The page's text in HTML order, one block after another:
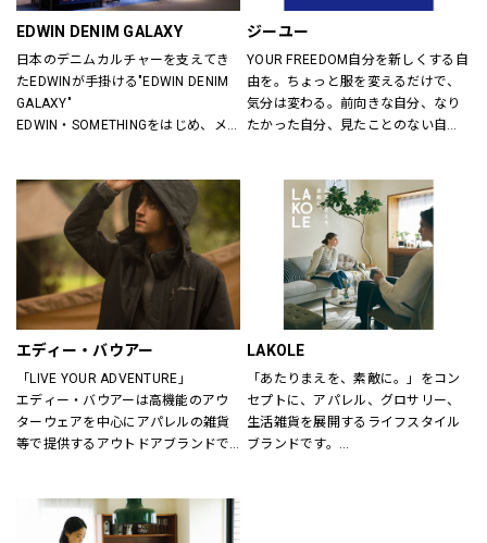
EDWIN DENIM GALAXY
日本のデニムカルチャーを支えてき
たEDWINが手掛ける"EDWIN DENIM
GALAXY"
EDWIN・SOMETHINGをはじめ、メ
レンドアイテムまで豊富なランナッ
プを取り揃えます。
ジーユー
YOUR FREEDOM自分を新しくする自
由を。ちょっと服を変えるだけで、
気分は変わる。前向きな自分、なり
たかった自分、見たことのない自
いまの気分で、もっと自由に。GU
は、自由。
エディー・バウアー
「LIVE YOUR ADVENTURE」
エディー・バウアーは高機能のアウ
ターウェアを中心にアパレルの雑貨
等で提供するアウトドアブランドで
ウアーは人々が「冒険を生きる」こ
とにインスピレーションを与え続け
LAKOLE
「あたりまえを、素敵に。」をコン
セプトに、アパレル、グロサリー、
生活雑貨を展開するライフスタイル
ブランドです。